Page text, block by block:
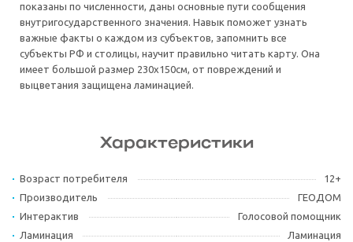
показаны по численности, даны основные пути сообщения
внутригосударственного значения. Навык поможет узнать
важные факты о каждом из субъектов, запомнить все
субъекты РФ и столицы, научит правильно читать карту. Она
имеет большой размер 230х150см, от повреждений и
выцветания защищена ламинацией.
Характеристики
Возраст потребителя
12+
Производитель
ГЕОДОМ
Интерактив
Голосовой помощник
Ламинация
Ламинация